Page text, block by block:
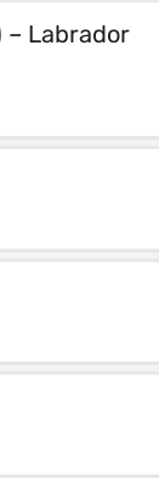
– Labrador